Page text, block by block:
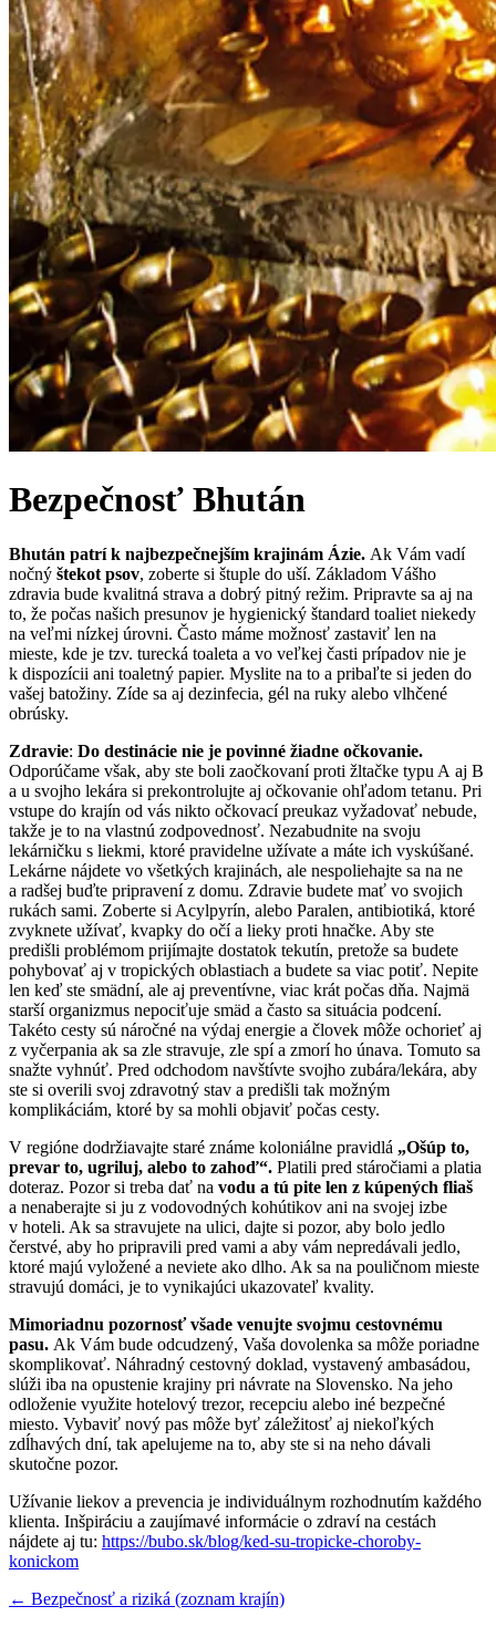
Bezpečnosť Bhután
Bhután patrí k najbezpečnejším krajinám Ázie. Ak Vám vadí
nočný štekot psov, zoberte si štuple do uší. Základom Vášho
zdravia bude kvalitná strava a dobrý pitný režim. Pripravte sa aj na
to, že počas našich presunov je hygienický štandard toaliet niekedy
na veľmi nízkej úrovni. Často máme možnosť zastaviť len na
mieste, kde je tzv. turecká toaleta a vo veľkej časti prípadov nie je
k dispozícii ani toaletný papier. Myslite na to a pribaľte si jeden do
vašej batožiny. Zíde sa aj dezinfecia, gél na ruky alebo vlhčené
obrúsky.
Zdravie: Do destinácie nie je povinné žiadne očkovanie.
Odporúčame však, aby ste boli zaočkovaní proti žltačke typu A aj B
a u svojho lekára si prekontrolujte aj očkovanie ohľadom tetanu. Pri
vstupe do krajín od vás nikto očkovací preukaz vyžadovať nebude,
takže je to na vlastnú zodpovednosť. Nezabudnite na svoju
lekárničku s liekmi, ktoré pravidelne užívate a máte ich vyskúšané.
Lekárne nájdete vo všetkých krajinách, ale nespoliehajte sa na ne
a radšej buďte pripravení z domu. Zdravie budete mať vo svojich
rukách sami. Zoberte si Acylpyrín, alebo Paralen, antibiotiká, ktoré
zvyknete užívať, kvapky do očí a lieky proti hnačke. Aby ste
predišli problémom prijímajte dostatok tekutín, pretože sa budete
pohybovať aj v tropických oblastiach a budete sa viac potiť. Nepite
len keď ste smädní, ale aj preventívne, viac krát počas dňa. Najmä
starší organizmus nepociťuje smäd a často sa situácia podcení.
Takéto cesty sú náročné na výdaj energie a človek môže ochorieť aj
z vyčerpania ak sa zle stravuje, zle spí a zmorí ho únava. Tomuto sa
snažte vyhnúť. Pred odchodom navštívte svojho zubára/lekára, aby
ste si overili svoj zdravotný stav a predišli tak možným
komplikáciám, ktoré by sa mohli objaviť počas cesty.
V regióne dodržiavajte staré známe koloniálne pravidlá „Ošúp to,
prevar to, ugriluj, alebo to zahoď“. Platili pred stáročiami a platia
doteraz. Pozor si treba dať na vodu a tú pite len z kúpených fliaš
a nenaberajte si ju z vodovodných kohútikov ani na svojej izbe
v hoteli. Ak sa stravujete na ulici, dajte si pozor, aby bolo jedlo
čerstvé, aby ho pripravili pred vami a aby vám nepredávali jedlo,
ktoré majú vyložené a neviete ako dlho. Ak sa na pouličnom mieste
stravujú domáci, je to vynikajúci ukazovateľ kvality.
Mimoriadnu pozornosť všade venujte svojmu cestovnému
pasu. Ak Vám bude odcudzený, Vaša dovolenka sa môže poriadne
skomplikovať. Náhradný cestovný doklad, vystavený ambasádou,
slúži iba na opustenie krajiny pri návrate na Slovensko. Na jeho
odloženie využite hotelový trezor, recepciu alebo iné bezpečné
miesto. Vybaviť nový pas môže byť záležitosť aj niekoľkých
zdĺhavých dní, tak apelujeme na to, aby ste si na neho dávali
skutočne pozor.
Užívanie liekov a prevencia je individuálnym rozhodnutím každého
klienta. Inšpiráciu a zaujímavé informácie o zdraví na cestách
nájdete aj tu: https://bubo.sk/blog/ked-su-tropicke-choroby-
konickom
← Bezpečnosť a riziká (zoznam krajín)